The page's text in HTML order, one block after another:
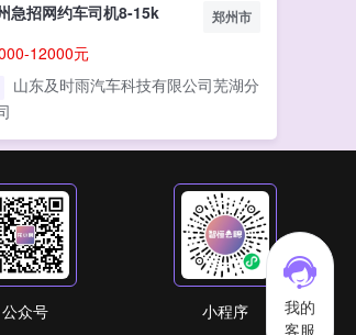
我的
客服
急招网约车司机8-15k 郑州市
12000元
山东及时雨汽车科技有限公司芜湖分
公众号 小程序